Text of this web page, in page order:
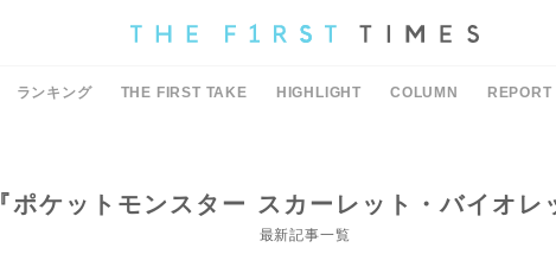
ランキング THE FIRST TAKE HIGHLIGHT COLUMN REPORT
『ポケットモンスター スカーレット・バイオレ
最新記事一覧